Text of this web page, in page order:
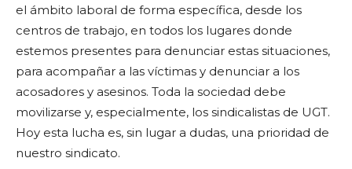
el ámbito laboral de forma específica, desde los
centros de trabajo, en todos los lugares donde
estemos presentes para denunciar estas situaciones,
para acompañar a las víctimas y denunciar a los
acosadores y asesinos. Toda la sociedad debe
movilizarse y, especialmente, los sindicalistas de UGT.
Hoy esta lucha es, sin lugar a dudas, una prioridad de
nuestro sindicato.